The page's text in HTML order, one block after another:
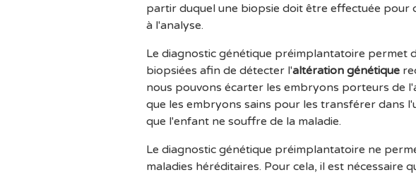
partir duquel une biopsie doit être effectuée pour
à l'analyse.
Le diagnostic génétique préimplantatoire permet
biopsiées afin de détecter l'altération génétique
nous pouvons écarter les embryons porteurs de
que les embryons sains pour les transférer dans
que l'enfant ne souffre de la maladie.
Le diagnostic génétique préimplantatoire ne
maladies héréditaires. Pour cela, il est nécessaire